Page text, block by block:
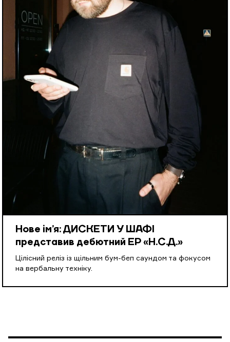
Нове ім’я: ДИСКЕТИ У ШАФІ
представив дебютний EP «Н.С.Д.»
Цілісний реліз із щільним бум-беп саундом та фокусом
на вербальну техніку.